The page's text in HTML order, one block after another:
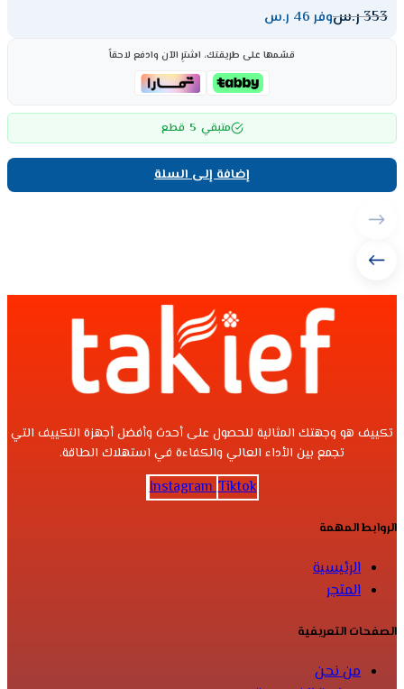
353ر.سوفر 46 ر.س
قسّمها على طريقتك، اشترِ الآن وادفع لاحقاً
متبقي 5 قطع
إضافة إلى السلة
تكييف هو وجهتك المثالية للحصول على أحدث وأفضل أجهزة التكييف التي
تجمع بين الأداء العالي والكفاءة في استهلاك الطاقة.
Instagram Tiktok
الروابط المهمة
الرئيسية
المتجر
الصفحات التعريفية
من نحن